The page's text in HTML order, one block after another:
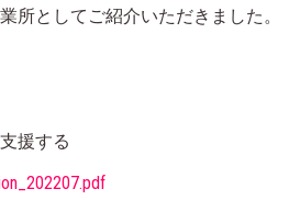
所としてご紹介いただきました。
援する